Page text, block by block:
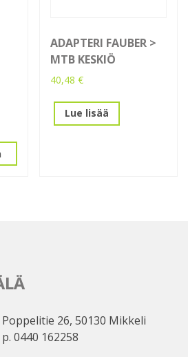
ADAPTERI FAUBER >
MTB KESKIÖ
40,48€
Lue lisää
Poppelitie 26, 50130 Mikkeli
p. 0440 162258